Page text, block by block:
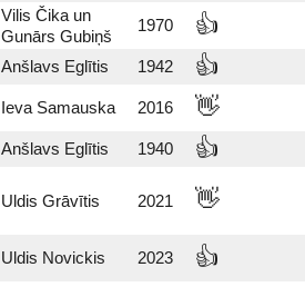
Vilis Čika un
Gunārs Gubiņš
1970 👍
Anšlavs Eglītis 1942 👍
Ieva Samauska 2016 👋
Anšlavs Eglītis 1940 👍
Uldis Grāvītis 2021 👋
Uldis Novickis 2023 👍